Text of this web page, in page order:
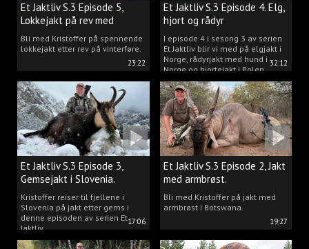
23:22
Et Jaktliv S.3 Episode 5,
Lokkejakt på rev med
Kristoffer Clausen
Bli med Kristoffer på spennende
lokkejakt etter rev på vinterføre.
32:12
Et Jaktliv S.3 Episode 4. Elg,
hjort og rådyr
I episode 4 i sesong 3 av serien
Et Jaktliv blir vi med på elgjakt i
Norge, rådyrjakt med hund i
Norge og hjortejakt i Polen.
17:06
Et Jaktliv S.3 Episode 3,
Gemsejakt i Slovenia.
Kristoffer reiser til fjellene i
Slovenia på jakt etter gems i
denne episoden av serien Et
Jaktliv.
19:27
Et Jaktliv S.3 Episode 2, Jakt
med armbrøst.
Bli med Kristoffer på jakt med
armbrøst i Botswana.